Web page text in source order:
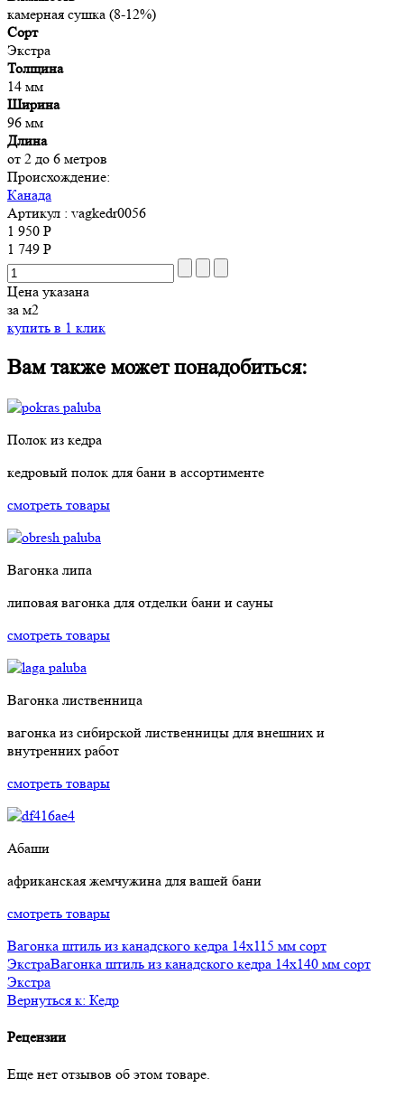
камерная сушка (8-12%)
Сорт
Экстра
Толщина
14 мм
Ширина
96 мм
Длина
от 2 до 6 метров
Происхождение:
Канада
Артикул : vagkedr0056
1 950 Р
1 749 Р
Цена указана
за м2
купить в 1 клик
Вам также может понадобиться:
Полок из кедра
кедровый полок для бани в ассортименте
смотреть товары
Вагонка липа
липовая вагонка для отделки бани и сауны
смотреть товары
Вагонка лиственница
вагонка из сибирской лиственницы для внешних и
внутренних работ
смотреть товары
Абаши
африканская жемчужина для вашей бани
смотреть товары
Вагонка штиль из канадского кедра 14x115 мм сорт
ЭкстраВагонка штиль из канадского кедра 14x140 мм сорт
Экстра
Вернуться к: Кедр
Рецензии
Еще нет отзывов об этом товаре.